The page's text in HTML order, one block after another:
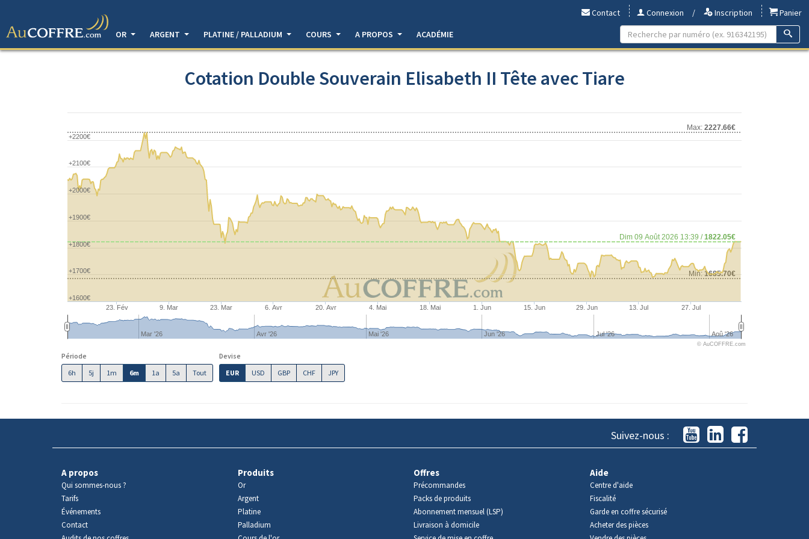
Contact Connexion / Inscription
Panier
OR
ARGENT PLATINE / PALLADIUM COURS A PROPOS ACADÉMIE
Cotation Double Souverain Elisabeth II Tête avec Tiare
Min: 1685.70€
Max: 2227.66€
Dim 09 Août 2026 13:39 /1822.05€
23. Fév 9. Mar 23. Mar 6. Avr 20. Avr 4. Mai 18. Mai 1. Jun 15. Jun 29. Jun 13. Jul 27. Jul
Mar '26 Avr '26 Mai '26 Jun '26 Jul '26 Aoû '26
+1600€
+1700€
+1800€
+1900€
+2000€
+2100€
+2200€
© AuCOFFRE.com
Période
6h
5j 1m 6m 1a 5a Tout
Devise
EUR
USD GBP CHF JPY
Suivez-nous :
A propos
Qui sommes-nous ?
Tarifs
Événements
Contact
Produits
Or
Argent
Platine
Palladium
Offres
Précommandes
Packs de produits
Abonnement mensuel (LSP)
Livraison à domicile
Aide
Centre d'aide
Fiscalité
Garde en coffre sécurisé
Acheter des pièces